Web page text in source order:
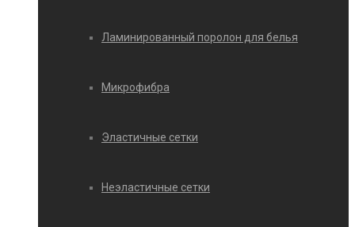
Ламинированный поролон для белья
Микрофибра
Эластичные сетки
Неэластичные сетки